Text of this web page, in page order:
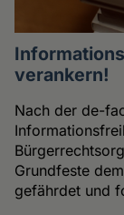
verankern!
Nach der de-
Grundfeste
gefährdet und